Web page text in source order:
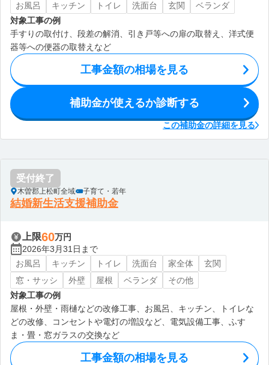
お風呂
キッチン トイレ 洗面台 玄関
ベランダ
対象工事の例
手すりの取付け、段差の解消、引き戸等への扉の取替え、洋式便
器等への便器の取替えなど
工事金額の相場を見る
補助金が使えるか診断する
この補助金の詳細を見る
受付終了
木曽郡上松町全域 子育て・若年
結婚新生活支援補助金
上限60万円
2026年3月31日まで
お風呂
キッチン トイレ 洗面台 家全体
玄関
窓・サッシ
外壁 屋根 ベランダ
その他
対象工事の例
屋根・外壁・雨樋などの改修工事、お風呂、キッチン、トイレな
どの改修、コンセントや電灯の増設など、電気設備工事、ふす
ま・畳・窓ガラスの交換など
工事金額の相場を見る